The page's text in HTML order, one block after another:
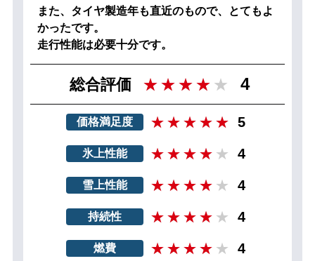
また、タイヤ製造年も直近のもので、とてもよ
かったです。
走行性能は必要十分です。
総合評価 4
価格満足度 5
氷上性能 4
雪上性能 4
持続性 4
燃費 4